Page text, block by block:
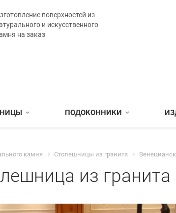
поверхностей из
и искусственного
на заказ
ПОДОКОННИКИ
камня Столешницы из гранита
из гранита